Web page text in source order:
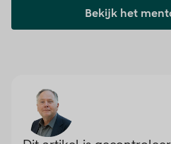
Bekijk het